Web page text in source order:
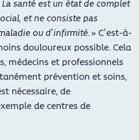
La santé est un état de complet
et ne consiste pas
ou d’infirmité. » C’est-à-
douloureux possible. Cela
médecins et professionnels
prévention et soins,
nécessaire, de
de centres de